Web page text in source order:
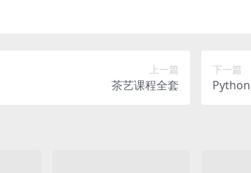
上一篇
茶艺课程全套
下一篇
Python